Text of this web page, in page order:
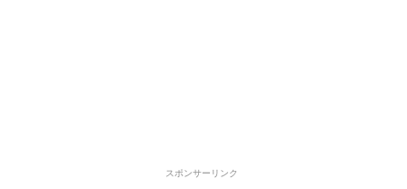
スポンサーリンク